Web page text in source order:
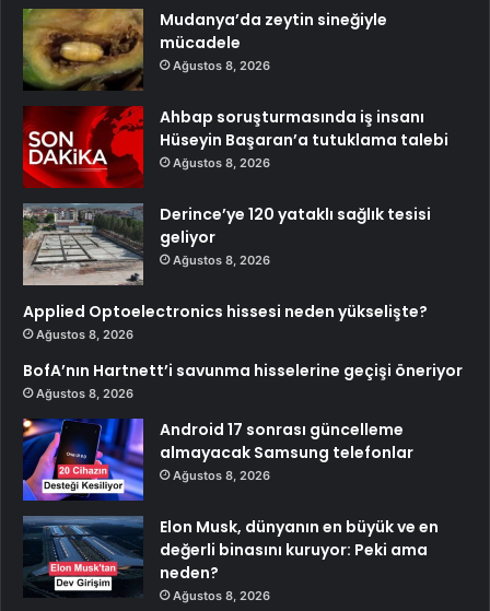
Mudanya’da zeytin sineğiyle
mücadele
Ağustos 8, 2026
Ahbap soruşturmasında iş insanı
Hüseyin Başaran’a tutuklama talebi
Ağustos 8, 2026
Derince’ye 120 yataklı sağlık tesisi
geliyor
Ağustos 8, 2026
Applied Optoelectronics hissesi neden yükselişte?
Ağustos 8, 2026
BofA’nın Hartnett’i savunma hisselerine geçişi öneriyor
Ağustos 8, 2026
Android 17 sonrası güncelleme
almayacak Samsung telefonlar
Ağustos 8, 2026
Elon Musk, dünyanın en büyük ve en
değerli binasını kuruyor: Peki ama
neden?
Ağustos 8, 2026